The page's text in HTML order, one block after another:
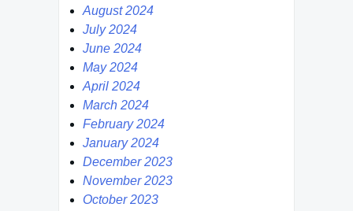
August 2024
July 2024
June 2024
May 2024
April 2024
March 2024
February 2024
January 2024
December 2023
November 2023
October 2023